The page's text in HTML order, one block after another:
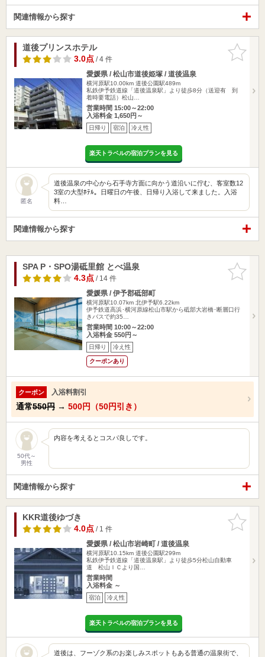
関連情報から探す
お気に入
りに追加
道後プリンスホテル
3.0点/ 4 件
愛媛県 / 松山市道後姫塚 / 道後温泉
横河原駅10.00km 道後公園駅489m
私鉄伊予鉄道線「道後温泉駅」より徒歩8分（送迎有 到
着時要電話）松山…
営業時間 15:00～22:00
入浴料金 1,650円～
日帰り 宿泊 冷え性
楽天トラベルの宿泊プランを見る
匿名
道後温泉の中心から石手寺方面に向かう道沿いに佇む、客室数12
3室の大型ﾎﾃﾙ。日曜日の午後、日帰り入浴して来ました。入浴
料…
関連情報から探す
お気に入
りに追加
SPA P・SPO湯砥里館 とべ温泉
4.3点/ 14 件
愛媛県 / 伊予郡砥部町
横河原駅10.07km 北伊予駅6.22km
伊予鉄道高浜･横河原線松山市駅から砥部大岩橋･断層口行
きバスで約35…
営業時間 10:00～22:00
入浴料金 550円～
日帰り 冷え性
クーポンあり
クーポン 入浴料割引
通常550円 → 500円（50円引き）
50代～
男性
内容を考えるとコスパ良しです。
関連情報から探す
お気に入
りに追加
KKR道後ゆづき
4.0点/ 1 件
愛媛県 / 松山市岩崎町 / 道後温泉
横河原駅10.15km 道後公園駅299m
私鉄伊予鉄道線「道後温泉駅」より徒歩5分松山自動車
道 松山ＩＣより国…
営業時間
入浴料金 ～
宿泊 冷え性
楽天トラベルの宿泊プランを見る
道後は、フーゾク系のお楽しみスポットもある普通の温泉街で、